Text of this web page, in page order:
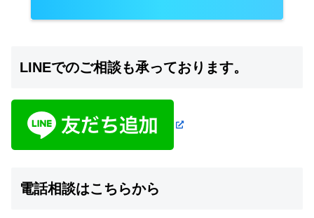
LINEでのご相談も承っております。
電話相談はこちらから